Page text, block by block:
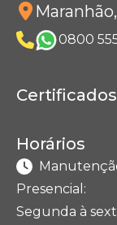
0800
Horários
Presencial:
Segunda à